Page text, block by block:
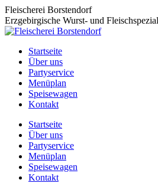
Zum
Inhalt
springen
Fleischerei Borstendorf
Erzgebirgische Wurst- und
Startseite
Über uns
Partyservice
Menüplan
Speisewagen
Kontakt
Startseite
Über uns
Partyservice
Menüplan
Speisewagen
Kontakt